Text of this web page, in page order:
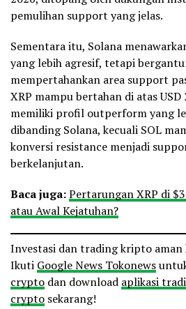
pemulihan support yang jelas.
Sementara itu, Solana
yang lebih agresif, tetapi
mempertahankan area support
XRP mampu bertahan di atas
memiliki profil outperform yang
dibanding Solana, kecuali SOL
konversi resistance menjadi
berkelanjutan.
Baca juga:Pertarungan XRP di
atau Awal Kejatuhan?
Investasi dan trading kripto aman
Ikuti Google News Tokonews
crypto dan download aplikasi
crypto sekarang!